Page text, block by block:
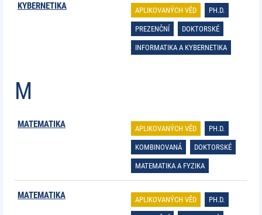
KYBERNETIKA APLIKOVANÝCH VĚD PH.D.
PREZENČNÍ DOKTORSKÉ
INFORMATIKA A KYBERNETIKA
M
MATEMATIKA APLIKOVANÝCH VĚD PH.D.
KOMBINOVANÁ DOKTORSKÉ
MATEMATIKA A FYZIKA
MATEMATIKA APLIKOVANÝCH VĚD PH.D.